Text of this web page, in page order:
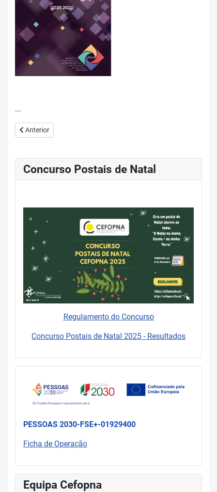
...
Artigo anterior: Estratégia de ação 2020/21
Anterior
Concurso Postais de Natal
Regulamento do Concurso
Concurso Postais de Natal 2025 - Resultados
PESSOAS 2030-FSE+-01929400
Ficha de Operação
Equipa Cefopna